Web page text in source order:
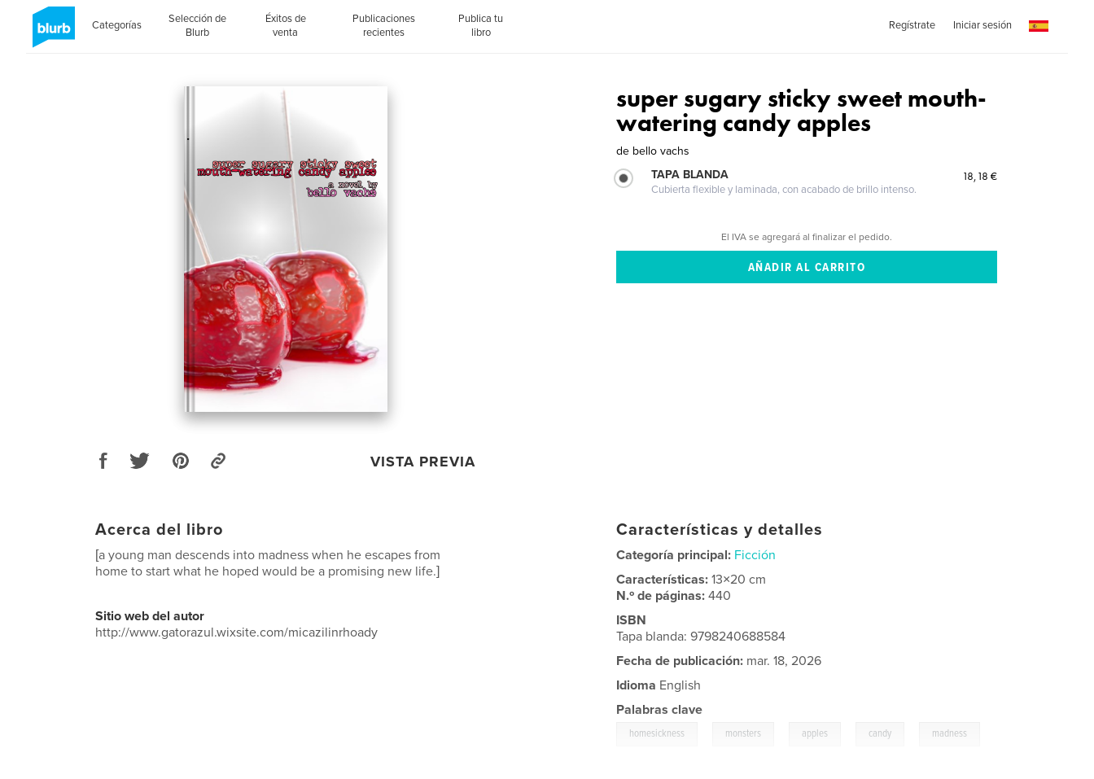
Categorías
Selección de
Blurb
Éxitos de
venta
Publicaciones
recientes
Publica tu
libro
Regístrate Iniciar sesión
VISTA PREVIA
super sugary sticky sweet mouth-
watering candy apples
de bello vachs
TAPA BLANDA
Cubierta flexible y laminada, con acabado de brillo intenso.
18,18 €
El IVA se agregará al finalizar el pedido.
Acerca del libro
[a young man descends into madness when he escapes from
home to start what he hoped would be a promising new life.]
Sitio web del autor
http://www.gatorazul.wixsite.com/micazilinrhoady
Características y detalles
Categoría principal: Ficción
Características:13×20 cm
N.º de páginas:440
ISBN
Tapa blanda: 9798240688584
Fecha de publicación: mar. 18, 2026
Idioma English
Palabras clave
homesickness monsters apples candy madness